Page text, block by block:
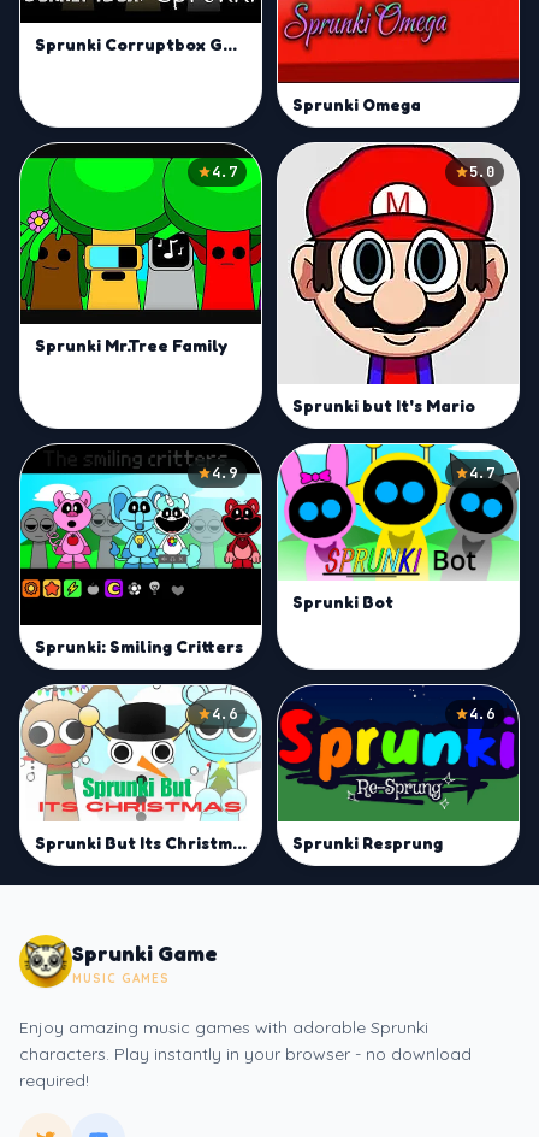
Sprunki Corruptbox Goreless
Sprunki Omega
4.7
Sprunki Mr.Tree Family
5.0
Sprunki but It's Mario
4.9
Sprunki: Smiling Critters
4.7
Sprunki Bot
4.6
Sprunki But Its Christmas
4.6
Sprunki Resprung
Sprunki Game
MUSIC GAMES
Enjoy amazing music games with adorable Sprunki
characters. Play instantly in your browser - no download
required!